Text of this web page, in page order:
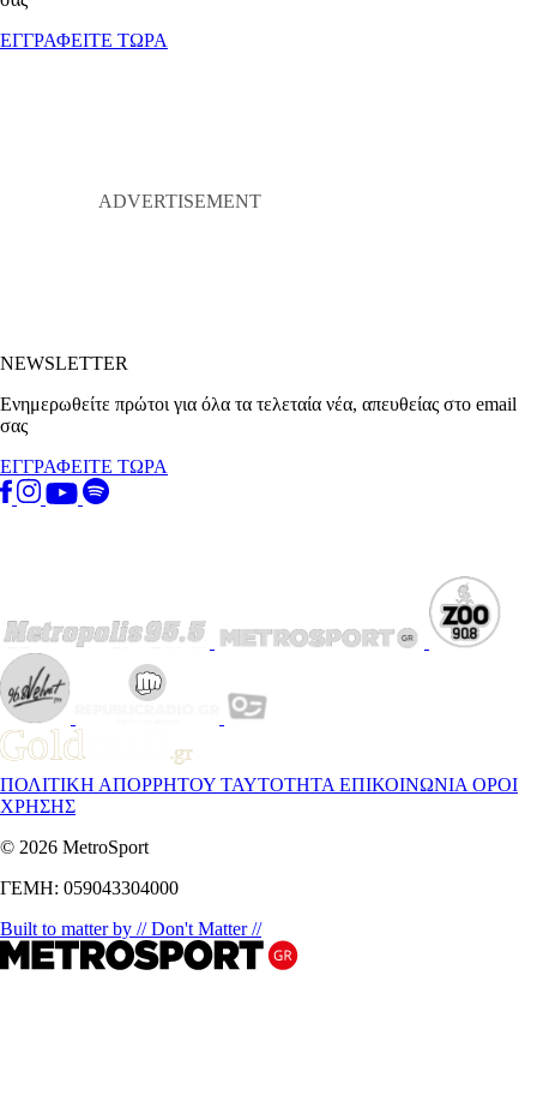
ΕΓΓΡΑΦΕΙΤΕ ΤΩΡΑ
NEWSLETTER
Ενημερωθείτε πρώτοι για όλα τα τελεταία νέα, απευθείας στο email
σας
ΕΓΓΡΑΦΕΙΤΕ ΤΩΡΑ
ΠΟΛΙΤΙΚΗ ΑΠΟΡΡΗΤΟΥ ΤΑΥΤΟΤΗΤΑ ΕΠΙΚΟΙΝΩΝΙΑ ΟΡΟΙ
ΧΡΗΣΗΣ
© 2026 MetroSport
ΓΕΜΗ: 059043304000
Built to matter by // Don't Matter //